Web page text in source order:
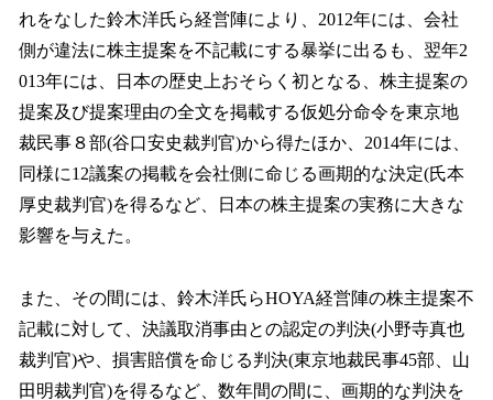
れをなした鈴木洋氏ら経営陣により、2012年には、会社
側が違法に株主提案を不記載にする暴挙に出るも、翌年2
013年には、日本の歴史上おそらく初となる、株主提案の
提案及び提案理由の全文を掲載する仮処分命令を東京地
裁民事８部(谷口安史裁判官)から得たほか、2014年には、
同様に12議案の掲載を会社側に命じる画期的な決定(氏本
厚史裁判官)を得るなど、日本の株主提案の実務に大きな
影響を与えた。
また、その間には、鈴木洋氏らHOYA経営陣の株主提案不
記載に対して、決議取消事由との認定の判決(小野寺真也
裁判官)や、損害賠償を命じる判決(東京地裁民事45部、山
田明裁判官)を得るなど、数年間の間に、画期的な判決を